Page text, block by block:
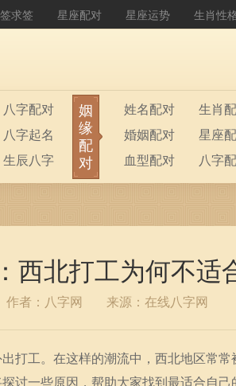
求签 星座配对 星座运势 生肖性
八字配对
八字起名
生辰八字
八字排盘
姻
缘
配
对
姓名配对
生肖
婚姻配对
星座
血型配对
八字
西北打工为何不适
作者：八字网 来源：在线八字网
打工。在这样的潮流中，西北地区常常
讨一些原因，帮助大家找到最适合自己